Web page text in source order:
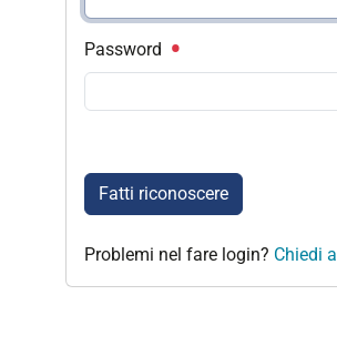
Password
Fatti riconoscere
Problemi nel fare login? Chiedi